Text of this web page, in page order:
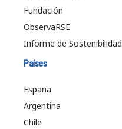
Fundación
ObservaRSE
Informe de Sostenibilidad
Países
España
Argentina
Chile